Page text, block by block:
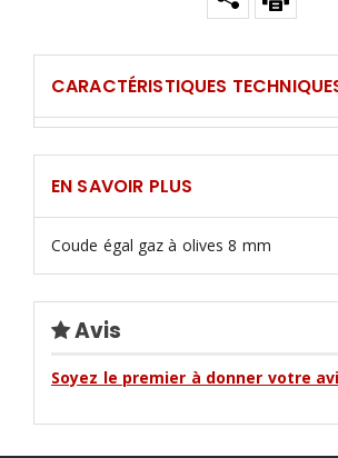
CARACTÉRISTIQUES
EN SAVOIR PLUS
Coude égal gaz à olives 8 mm
Avis
Soyez le premier à donner votre